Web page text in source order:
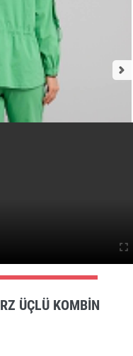
ÜÇLÜ KOMBIN